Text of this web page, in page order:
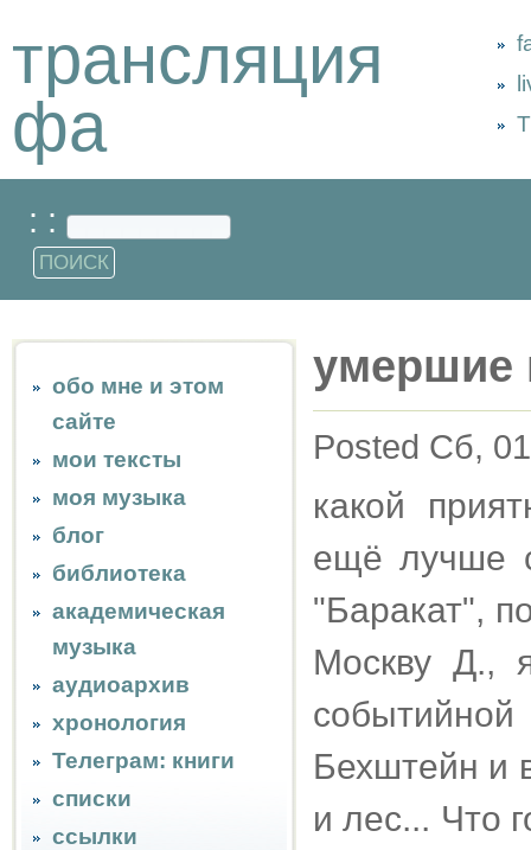
трансляция
фа
: :
обо мне и этом
сайте
мои тексты
моя музыка
блог
библиотека
академическая
музыка
аудиоархив
хронология
Телеграм: книги
списки
ссылки
умершие
Posted Сб,
какой
ещё лучше
"Баракат",
Москву Д.,
Бехштейн и
и лес... Что